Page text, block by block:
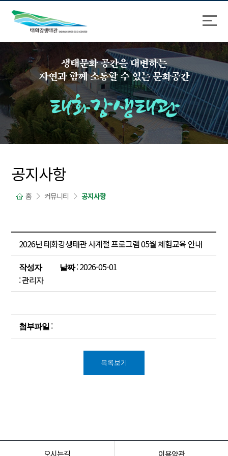
생태문화 공간을 대변하는
자연과 함께 소통할 수 있는 문화공간
태화강생태관
공지사항
홈 커뮤니티 공지사항
2026년 태화강생태관 사계절 프로그램 05월 체험교육 안내
작성자
: 관리자
날짜: 2026-05-01
첨부파일 :
목록보기
오시는길 이용약관